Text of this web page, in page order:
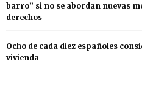
barro” si no se abordan nuevas
derechos
Ocho de cada diez españoles
vivienda